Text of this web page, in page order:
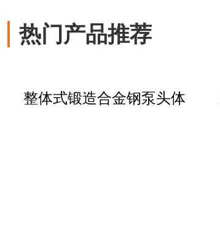
热门产品推荐
整体式锻造合金钢泵头体